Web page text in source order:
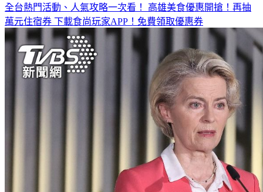
全台熱門活動、人氣攻略一次看！ 高雄美食優惠開搶！再抽
萬元住宿券 下載食尚玩家APP！免費領取優惠券